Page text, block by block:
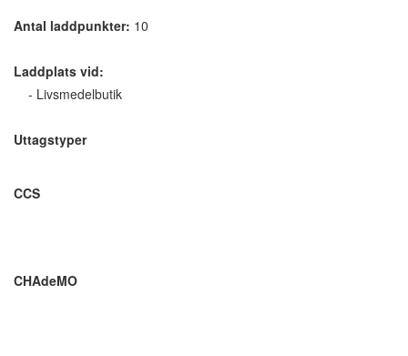
Antal laddpunkter: 10
Laddplats vid:
- Livsmedelbutik
Uttagstyper
CCS
CHAdeMO